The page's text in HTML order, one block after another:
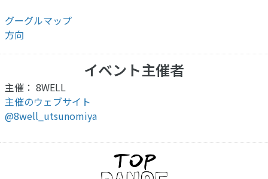
グーグルマップ
方向
イベント主催者
主催： 8WELL
主催のウェブサイト
@8well_utsunomiya